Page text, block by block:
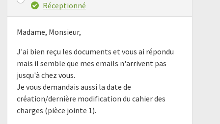
Réceptionné
Madame, Monsieur,
J'ai bien reçu les documents et vous ai répondu
mais il semble que mes emails n'arrivent pas
jusqu'à chez vous.
Je vous demandais aussi la date de
création/dernière modification du cahier des
charges (pièce jointe 1).